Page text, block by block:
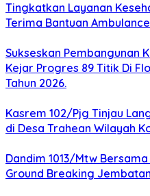
Tingkatkan Layanan
Terima Bantuan
Sukseskan Pembangunan
Kejar Progres 89 Titik Di
Tahun 2026.
Kasrem 102/Pjg Tinjau
di Desa Trahean Wilayah
Dandim 1013/Mtw
Ground Breaking